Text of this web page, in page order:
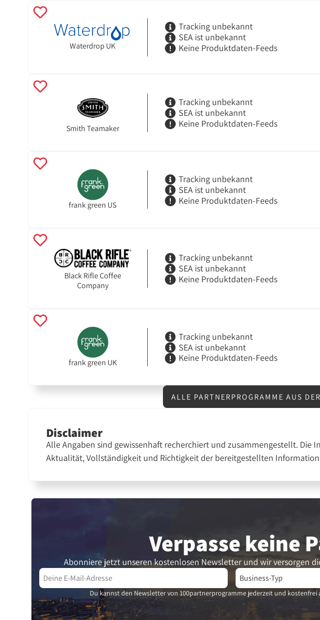
Waterdrop UK
Tracking unbekannt
SEA ist unbekannt
Keine Produktdaten-Feeds
Smith Teamaker
Tracking unbekannt
SEA ist unbekannt
Keine Produktdaten-Feeds
frank green US
Tracking unbekannt
SEA ist unbekannt
Keine Produktdaten-Feeds
Black Rifle Coffee
Company
Tracking unbekannt
SEA ist unbekannt
Keine Produktdaten-Feeds
frank green UK
Tracking unbekannt
SEA ist unbekannt
Keine Produktdaten-Feeds
ALLE PARTNERPROGRAMME AUS
Disclaimer
Alle Angaben sind gewissenhaft recherchiert und zusammengestellt.
Aktualität, Vollständigkeit und Richtigkeit der bereitgestellten
Verpasse keine
Abonniere jetzt unseren kostenlosen Newsletter und wir versorgen
Du kannst den Newsletter von 100partnerprogramme jederzeit und